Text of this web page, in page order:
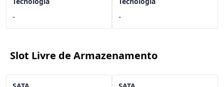
- -
Slot Livre de Armazenamento